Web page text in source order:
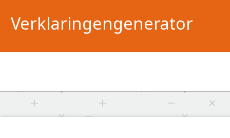
Verklaringengenerator